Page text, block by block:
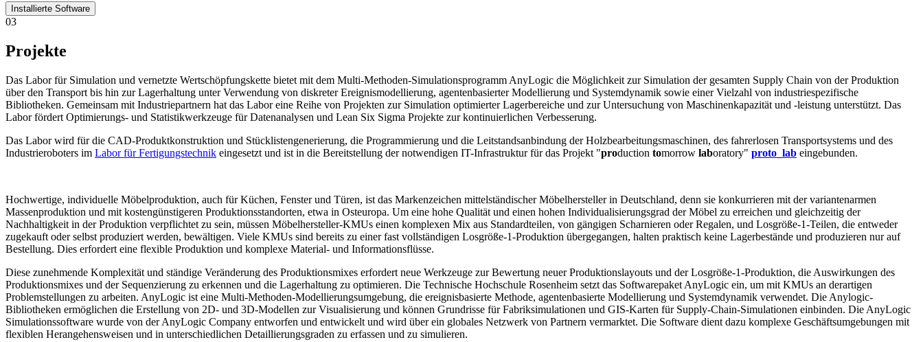
Installierte Software
03
Projekte
Das Labor für Simulation und vernetzte Wertschöpfungskette bietet mit dem Multi-Methoden-Simulationsprogramm AnyLogic die Möglichkeit zur Simulation der gesamten Supply Chain von der Produktion
über den Transport bis hin zur Lagerhaltung unter Verwendung von diskreter Ereignismodellierung, agentenbasierter Modellierung und Systemdynamik sowie einer Vielzahl von industriespezifische
Bibliotheken. Gemeinsam mit Industriepartnern hat das Labor eine Reihe von Projekten zur Simulation optimierter Lagerbereiche und zur Untersuchung von Maschinenkapazität und -leistung unterstützt. Das
Labor fördert Optimierungs- und Statistikwerkzeuge für Datenanalysen und Lean Six Sigma Projekte zur kontinuierlichen Verbesserung.
Das Labor wird für die CAD-Produktkonstruktion und Stücklistengenerierung, die Programmierung und die Leitstandsanbindung der Holzbearbeitungsmaschinen, des fahrerlosen Transportsystems und des
Industrieroboters im Labor für Fertigungstechnik eingesetzt und ist in die Bereitstellung der notwendigen IT-Infrastruktur für das Projekt "production tomorrow laboratory" proto_lab eingebunden.
Hochwertige, individuelle Möbelproduktion, auch für Küchen, Fenster und Türen, ist das Markenzeichen mittelständischer Möbelhersteller in Deutschland, denn sie konkurrieren mit der variantenarmen
Massenproduktion und mit kostengünstigeren Produktionsstandorten, etwa in Osteuropa. Um eine hohe Qualität und einen hohen Individualisierungsgrad der Möbel zu erreichen und gleichzeitig der
Nachhaltigkeit in der Produktion verpflichtet zu sein, müssen Möbelhersteller-KMUs einen komplexen Mix aus Standardteilen, von gängigen Scharnieren oder Regalen, und Losgröße-1-Teilen, die entweder
zugekauft oder selbst produziert werden, bewältigen. Viele KMUs sind bereits zu einer fast vollständigen Losgröße-1-Produktion übergegangen, halten praktisch keine Lagerbestände und produzieren nur auf
Bestellung. Dies erfordert eine flexible Produktion und komplexe Material- und Informationsflüsse.
Diese zunehmende Komplexität und ständige Veränderung des Produktionsmixes erfordert neue Werkzeuge zur Bewertung neuer Produktionslayouts und der Losgröße-1-Produktion, die Auswirkungen des
Produktionsmixes und der Sequenzierung zu erkennen und die Lagerhaltung zu optimieren. Die Technische Hochschule Rosenheim setzt das Softwarepaket AnyLogic ein, um mit KMUs an derartigen
Problemstellungen zu arbeiten. AnyLogic ist eine Multi-Methoden-Modellierungsumgebung, die ereignisbasierte Methode, agentenbasierte Modellierung und Systemdynamik verwendet. Die Anylogic-
Bibliotheken ermöglichen die Erstellung von 2D- und 3D-Modellen zur Visualisierung und können Grundrisse für Fabriksimulationen und GIS-Karten für Supply-Chain-Simulationen einbinden. Die AnyLogic
Simulationssoftware wurde von der AnyLogic Company entworfen und entwickelt und wird über ein globales Netzwerk von Partnern vermarktet. Die Software dient dazu komplexe Geschäftsumgebungen mit
flexiblen Herangehensweisen und in unterschiedlichen Detaillierungsgraden zu erfassen und zu simulieren.